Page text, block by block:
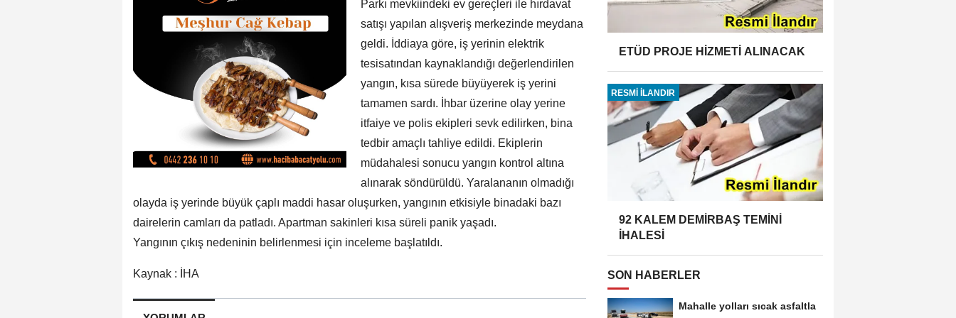
Parkı mevkiindeki ev gereçleri ile hırdavat
satışı yapılan alışveriş merkezinde meydana
geldi. İddiaya göre, iş yerinin elektrik
tesisatından kaynaklandığı değerlendirilen
yangın, kısa sürede büyüyerek iş yerini
tamamen sardı. İhbar üzerine olay yerine
itfaiye ve polis ekipleri sevk edilirken, bina
tedbir amaçlı tahliye edildi. Ekiplerin
müdahalesi sonucu yangın kontrol altına
alınarak söndürüldü. Yaralananın olmadığı
olayda iş yerinde büyük çaplı maddi hasar oluşurken, yangının etkisiyle binadaki bazı
dairelerin camları da patladı. Apartman sakinleri kısa süreli panik yaşadı.
Yangının çıkış nedeninin belirlenmesi için inceleme başlatıldı.
Kaynak : İHA
ETÜD PROJE HİZMETİ ALINACAK
RESMİ İLANDIR
92 KALEM DEMİRBAŞ TEMİNİ
İHALESİ
SON HABERLER
Mahalle yolları sıcak asfaltla